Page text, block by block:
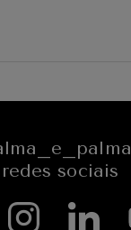
sociais